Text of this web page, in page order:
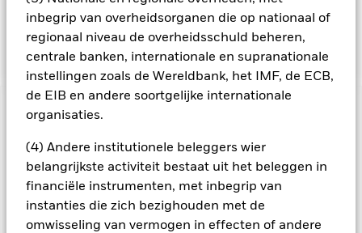
inbegrip van overheidsorganen die op nationaal of
regionaal niveau de overheidsschuld beheren,
centrale banken, internationale en supranationale
instellingen zoals de Wereldbank, het IMF, de ECB,
de EIB en andere soortgelijke internationale
organisaties.
(4) Andere institutionele beleggers wier
belangrijkste activiteit bestaat uit het beleggen in
financiële instrumenten, met inbegrip van
instanties die zich bezighouden met de
omwisseling van vermogen in effecten of andere
indirect zijn blootgesteld (via onder meer FDI's en andere
fondsen) aan emittenten waarvan de blootstelling niet
overeenstemt met de ESG-analyse van de BB.
BELANGRIJKE GEGEVENS: Kapitaalrisico.
zijn niet gegarandeerd. Beleggers verliezen mogelijk hun
oorspronkelijke inleg.
Alle aandelenklassen met valutahedging van dit fonds
gebruiken derivaten om valutarisico's af te dekken. Het
gebruik van derivaten voor een aandelenklasse kan een